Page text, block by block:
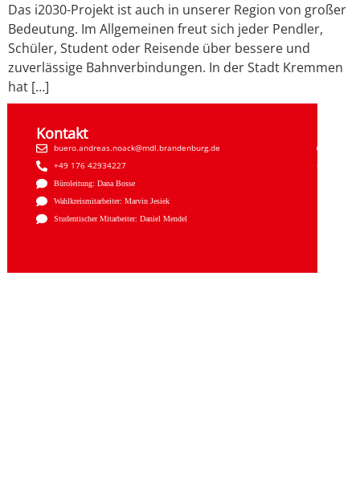
Das i2030-Projekt ist auch in unserer Region von großer
Bedeutung. Im Allgemeinen freut sich jeder Pendler,
Schüler, Student oder Reisende über bessere und
zuverlässige Bahnverbindungen. In der Stadt Kremmen
hat […]
Kontakt
buero.andreas.noack@mdl.brandenburg.de
+49 176 42934227
Büroleitung: Dana Bosse
Wahlkreismitarbeiter: Marvin Jesiek
Studentischer Mitarbeiter: Daniel Mendel